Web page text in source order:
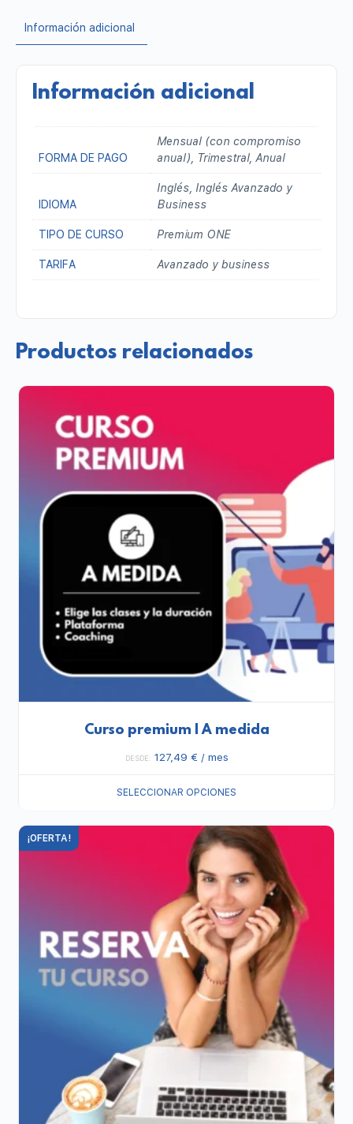
Información adicional
Información adicional
FORMA DE PAGO
Mensual (con compromiso
anual), Trimestral, Anual
IDIOMA
Inglés, Inglés Avanzado y
Business
TIPO DE CURSO Premium ONE
TARIFA Avanzado y business
Productos relacionados
Curso premium | A medida
DESDE: 127,49 € / mes
SELECCIONAR OPCIONES
¡OFERTA!